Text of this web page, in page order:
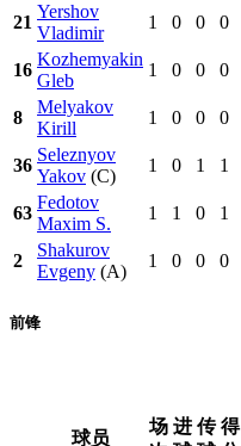
21
Yershov
Vladimir
1 0 0 0
16
Kozhemyakin
Gleb
1 0 0 0
8
Melyakov
Kirill
1 0 0 0
36
Seleznyov
Yakov (C)
1 0 1 1
63
Fedotov
Maxim S.
1 1 0 1
2
Shakurov
Evgeny (A)
1 0 0 0
前锋
球员
场 进 传 得